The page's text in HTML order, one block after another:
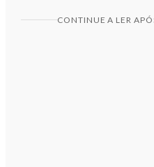
CONTINUE A LER